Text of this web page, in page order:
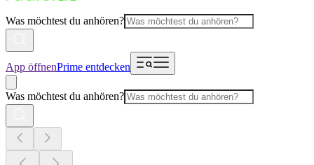
Was möchtest du anhören?
App öffnenPrime entdecken
Was möchtest du anhören?